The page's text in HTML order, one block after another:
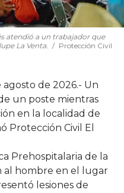
atendió a un trabajador que
La Venta.
Protección Civil
de 2026.- Un
un poste mientras
en la localidad de
Protección Civil El
Prehospitalaria de la
al hombre en el lugar
lesiones de